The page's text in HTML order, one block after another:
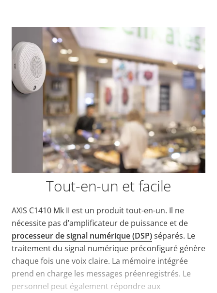
Tout-en-un et facile
AXIS C1410 Mk II est un produit tout-en-un. Il ne
nécessite pas d’amplificateur de puissance et de
processeur de signal numérique (DSP)séparés. Le
traitement du signal numérique préconfiguré génère
chaque fois une voix claire. La mémoire intégrée
prend en charge les messages préenregistrés. Le
personnel peut également répondre aux